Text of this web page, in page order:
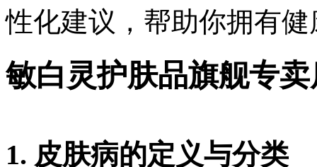
性化建议，帮助你拥有
敏白灵护肤品旗舰专卖
1. 皮肤病的定义与分类